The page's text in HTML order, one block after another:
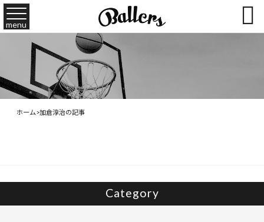
menu 
ホーム>加倉淳治の記事
Category